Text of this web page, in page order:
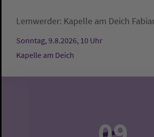
Lemwerder: Kapelle am Deich
Sonntag, 9.8.2026, 10 Uhr
Kapelle am Deich